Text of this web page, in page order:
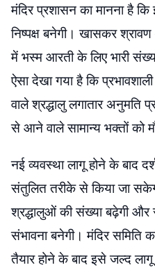
मंदिर प्रशासन का मानना है
निष्पक्ष बनेगी। खासकर
में भस्म आरती के लिए भारी
ऐसा देखा गया है कि
वाले श्रद्धालु लगातार अनुमति
से आने वाले सामान्य भक्तों को
नई व्यवस्था लागू होने के बाद
संतुलित तरीके से किया जा
श्रद्धालुओं की संख्या बढ़ेगी
संभावना बनेगी। मंदिर समिति
तैयार होने के बाद इसे जल्द लागू